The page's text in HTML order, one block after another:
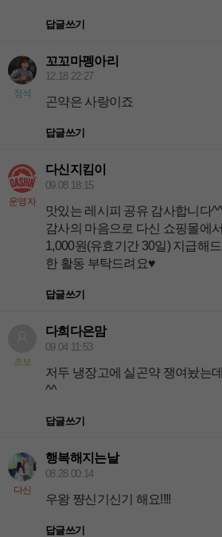
답글쓰기
정석
꼬꼬마펭아리
12.18 22:27
곤약은 사랑이죠
답글쓰기
운영자
다신지킴이
09.08 18:15
맛있는 레시피 공유 감사합니다^^
감사의 마음으로 다신 쇼핑몰에
1,000원(유효기간 30일) 지급해
한 활동 부탁드려요♥
답글쓰기
초보
다희다은맘
09.04 11:53
저두 냉장고에 실곤약 쟁여놨는
^^
답글쓰기
다신
행복해지는날
08.28 00:14
우왕 쨩신기신기 해요!!!!
답글쓰기